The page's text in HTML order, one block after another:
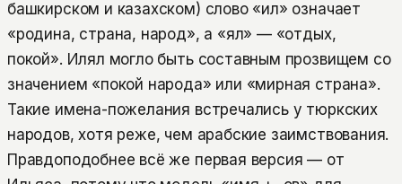
башкирском и казахском) слово «ил» означает
«родина, страна, народ», а «ял» — «отдых,
покой». Илял могло быть составным прозвищем со
значением «покой народа» или «мирная страна».
Такие имена-пожелания встречались у тюркских
народов, хотя реже, чем арабские заимствования.
Правдоподобнее всё же первая версия — от